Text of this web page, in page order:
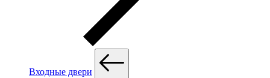
Входные двери